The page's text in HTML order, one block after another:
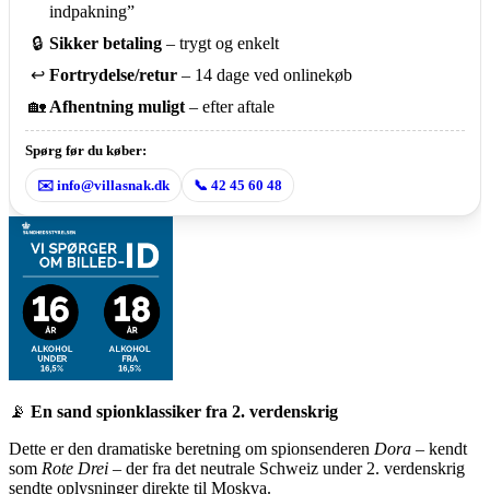
indpakning”
🔒 Sikker betaling – trygt og enkelt
↩️ Fortrydelse/retur – 14 dage ved onlinekøb
🏡 Afhentning muligt – efter aftale
Spørg før du køber:
✉️ info@villasnak.dk 📞 42 45 60 48
📡 En sand spionklassiker fra 2. verdenskrig
Dette er den dramatiske beretning om spionsenderen Dora – kendt
som Rote Drei – der fra det neutrale Schweiz under 2. verdenskrig
sendte oplysninger direkte til Moskva.